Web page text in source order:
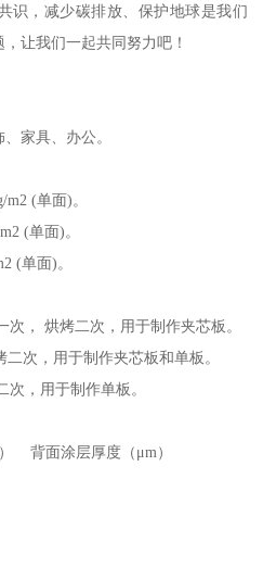
识，减少碳排放、保护地球是我们
让我们一起共同努力吧！
家具、办公。
(单面)。
(单面)。
(单面)。
， 烘烤二次，用于制作夹芯板。
次，用于制作夹芯板和单板。
，用于制作单板。
背面涂层厚度（μm）